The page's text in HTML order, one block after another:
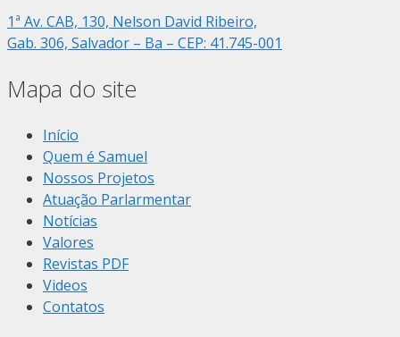
1ª Av. CAB, 130, Nelson David Ribeiro,
Gab. 306, Salvador – Ba – CEP: 41.745-001
Mapa do site
Início
Quem é Samuel
Nossos Projetos
Atuação Parlarmentar
Notícias
Valores
Revistas PDF
Videos
Contatos